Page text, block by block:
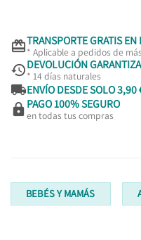
TRANSPORTE GRATIS
* Aplicable a pedidos de
DEVOLUCIÓN
* 14 días naturales
ENVÍO DESDE SOLO 3,90
 PAGO 100% SEGURO
en todas tus compras
BEBÉS Y MAMÁS